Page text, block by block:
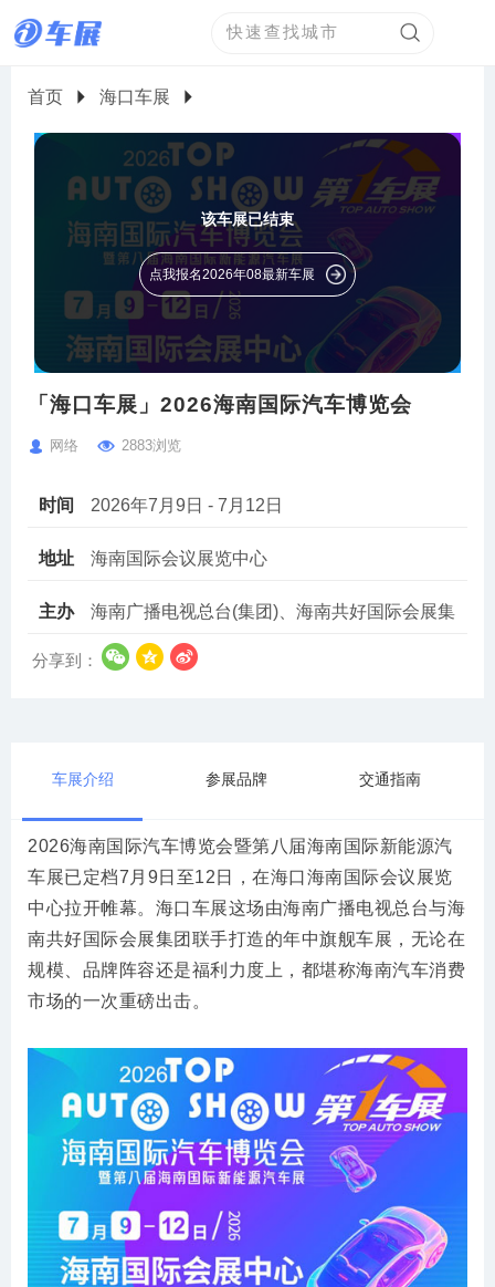
首页 海口车展
该车展已结束
点我报名2026年08最新车展
「海口车展」2026海南国际汽车博览会
网络 2883浏览
时间 2026年7月9日 - 7月12日
地址 海南国际会议展览中心
主办 海南广播电视总台(集团)、海南共好国际会展集
团股份有限公司
分享到：
车展介绍 参展品牌 交通指南
2026海南国际汽车博览会暨第八届海南国际新能源汽
车展已定档7月9日至12日，在海口海南国际会议展览
中心拉开帷幕。海口车展这场由海南广播电视总台与海
南共好国际会展集团联手打造的年中旗舰车展，无论在
规模、品牌阵容还是福利力度上，都堪称海南汽车消费
市场的一次重磅出击。